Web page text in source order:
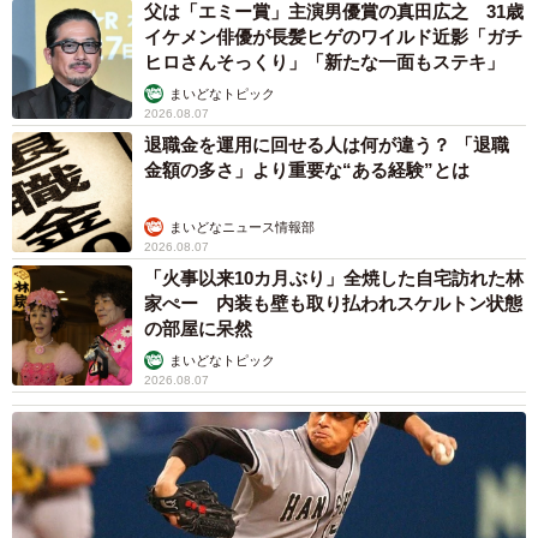
父は「エミー賞」主演男優賞の真田広之 31歳
イケメン俳優が長髪ヒゲのワイルド近影「ガチ
ヒロさんそっくり」「新たな一面もステキ」
まいどなトピック
2026.08.07
退職金を運用に回せる人は何が違う？ 「退職
金額の多さ」より重要な“ある経験”とは
まいどなニュース情報部
2026.08.07
「火事以来10カ月ぶり」全焼した自宅訪れた林
家ぺー 内装も壁も取り払われスケルトン状態
の部屋に呆然
まいどなトピック
2026.08.07